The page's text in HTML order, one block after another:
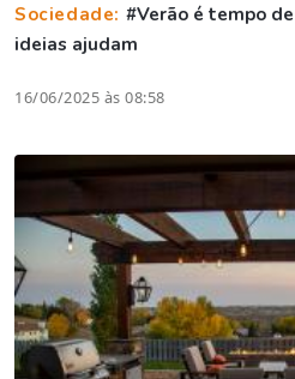
Sociedade: #Verão é tempo
ideias ajudam
16/06/2025 às 08:58